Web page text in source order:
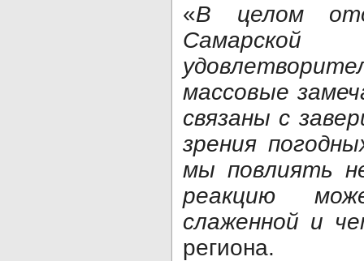
«В целом
Самарской
массовые
связаны с
зрения
мы повлиять
реакцию
слаженной и
региона.